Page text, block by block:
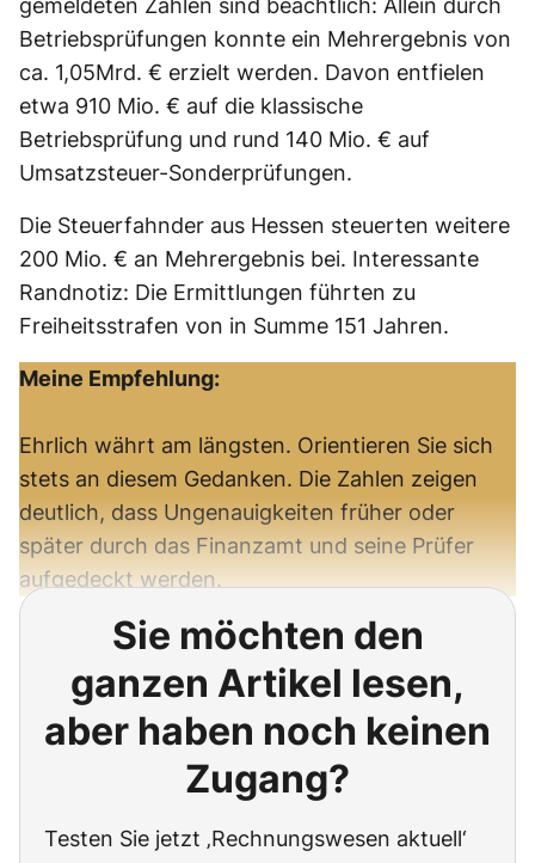
gemeldeten Zahlen sind beachtlich: Allein durch
Betriebsprüfungen konnte ein Mehrergebnis von
ca. 1,05Mrd. € erzielt werden. Davon entfielen
etwa 910 Mio. € auf die klassische
Betriebsprüfung und rund 140 Mio. € auf
Umsatzsteuer-Sonderprüfungen.
Die Steuerfahnder aus Hessen steuerten weitere
200 Mio. € an Mehrergebnis bei. Interessante
Randnotiz: Die Ermittlungen führten zu
Freiheitsstrafen von in Summe 151 Jahren.
Meine Empfehlung:
Ehrlich währt am längsten. Orientieren Sie sich
stets an diesem Gedanken. Die Zahlen zeigen
deutlich, dass Ungenauigkeiten früher oder
später durch das Finanzamt und seine Prüfer
aufgedeckt werden.
Sie möchten den
ganzen Artikel lesen,
aber haben noch keinen
Zugang?
Testen Sie jetzt ‚Rechnungswesen aktuell‘